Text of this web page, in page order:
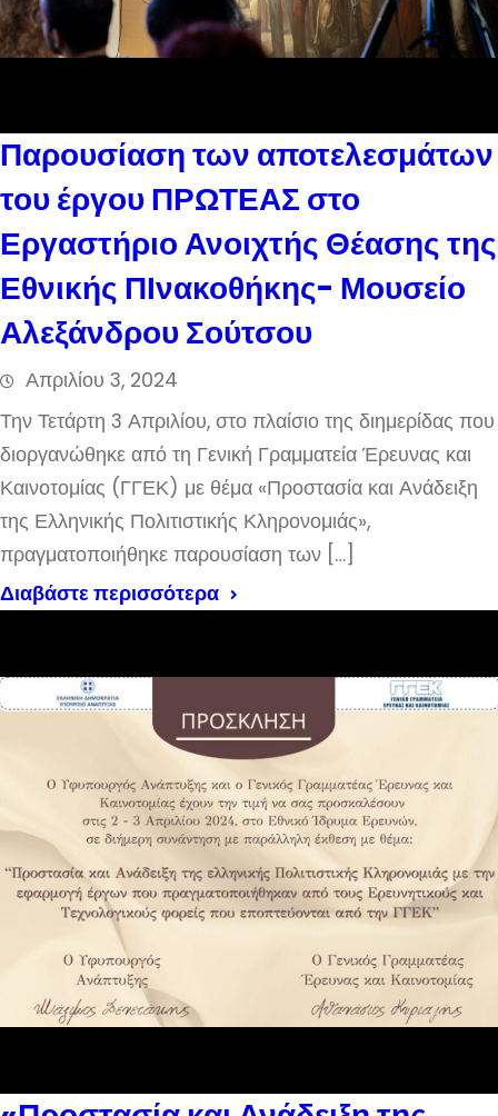
Παρουσίαση των αποτελεσμάτων
του έργου ΠΡΩΤΕΑΣ στο
Εργαστήριο Ανοιχτής Θέασης της
Εθνικής ΠΙνακοθήκης- Μουσείο
Αλεξάνδρου Σούτσου
Απριλίου 3, 2024
Την Τετάρτη 3 Απριλίου, στο πλαίσιο της διημερίδας που
διοργανώθηκε από τη Γενική Γραμματεία Έρευνας και
Καινοτομίας (ΓΓΕΚ) με θέμα «Προστασία και Ανάδειξη
της Ελληνικής Πολιτιστικής Κληρονομιάς»,
πραγματοποιήθηκε παρουσίαση των […]
Διαβάστε περισσότερα